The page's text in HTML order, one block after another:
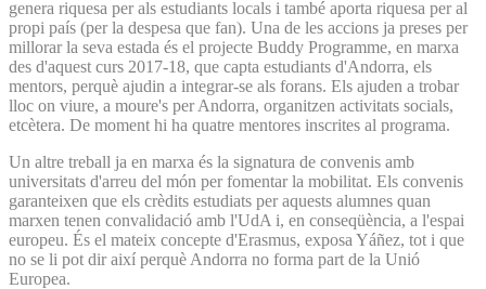
genera riquesa per als estudiants locals i també aporta riquesa per al
propi país (per la despesa que fan). Una de les accions ja preses per
millorar la seva estada és el projecte Buddy Programme, en marxa
des d'aquest curs 2017-18, que capta estudiants d'Andorra, els
mentors, perquè ajudin a integrar-se als forans. Els ajuden a trobar
lloc on viure, a moure's per Andorra, organitzen activitats socials,
etcètera. De moment hi ha quatre mentores inscrites al programa.
Un altre treball ja en marxa és la signatura de convenis amb
universitats d'arreu del món per fomentar la mobilitat. Els convenis
garanteixen que els crèdits estudiats per aquests alumnes quan
marxen tenen convalidació amb l'UdA i, en conseqüència, a l'espai
europeu. És el mateix concepte d'Erasmus, exposa Yáñez, tot i que
no se li pot dir així perquè Andorra no forma part de la Unió
Europea.